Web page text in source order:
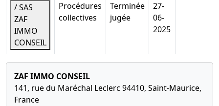
/ SAS
ZAF
IMMO
CONSEIL
Procédures
collectives
Terminée
jugée
27-
06-
2025
ZAF IMMO CONSEIL
141, rue du Maréchal Leclerc 94410, Saint-Maurice,
France